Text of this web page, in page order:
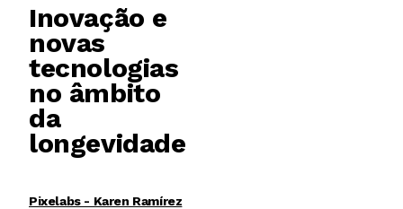
Inovação e
novas
tecnologias
no âmbito
da
longevidade
Pixelabs - Karen Ramírez